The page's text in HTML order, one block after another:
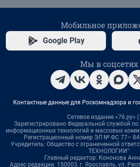
Мобильное
Google Play
Мы в соцсетях
Контактные данные для Роскомнадзора и
Сетевое издание «76.ру»
Зарегистрировано Федеральной службой по
информационных технологий и массовых
Регистрационный номер ЭЛ № ФС 77–
Учредитель: Общество с ограниченной
ТЕХНОЛОГИИ"
Главный редактор: Кононова
Адрес редакции: 150003, г. Ярославль, ул.